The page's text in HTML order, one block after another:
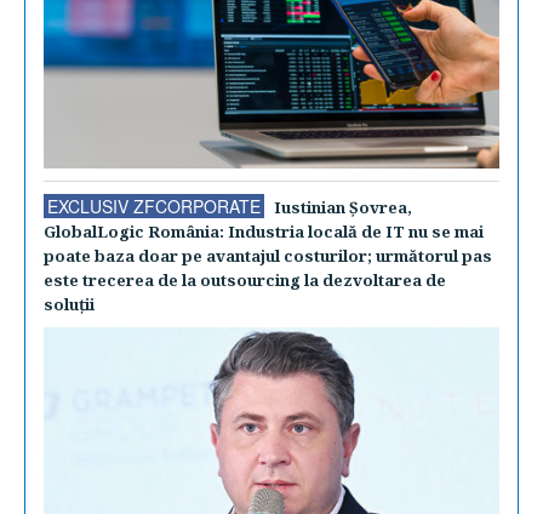
EXCLUSIV ZFCORPORATE
Iustinian Şovrea,
GlobalLogic România: Industria locală de IT nu se mai
poate baza doar pe avantajul costurilor; următorul pas
este trecerea de la outsourcing la dezvoltarea de
soluţii